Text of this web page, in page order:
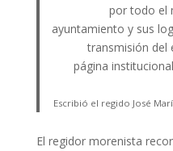
por todo el
ayuntamiento y sus
transmisión del
página
Escribió el regido José
El regidor morenista